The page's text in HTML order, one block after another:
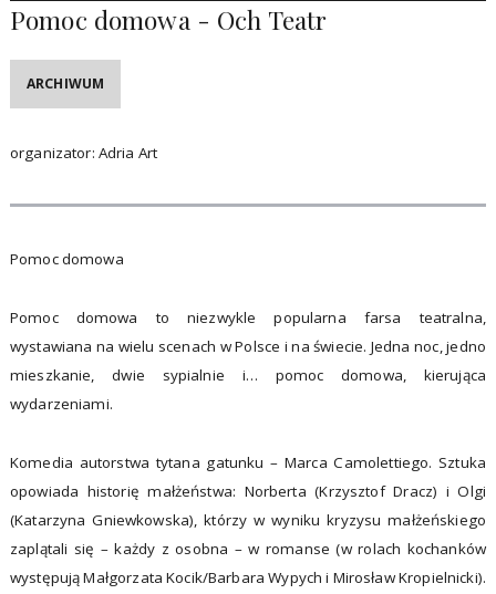
Pomoc domowa - Och Teatr
ARCHIWUM
organizator: Adria Art
Pomoc domowa
Pomoc domowa to niezwykle popularna farsa teatralna,
wystawiana na wielu scenach w Polsce i na świecie. Jedna noc, jedno
mieszkanie, dwie sypialnie i… pomoc domowa, kierująca
wydarzeniami.
Komedia autorstwa tytana gatunku – Marca Camolettiego. Sztuka
opowiada historię małżeństwa: Norberta (Krzysztof Dracz) i Olgi
(Katarzyna Gniewkowska), którzy w wyniku kryzysu małżeńskiego
zaplątali się – każdy z osobna – w romanse (w rolach kochanków
występują Małgorzata Kocik/Barbara Wypych i Mirosław Kropielnicki).